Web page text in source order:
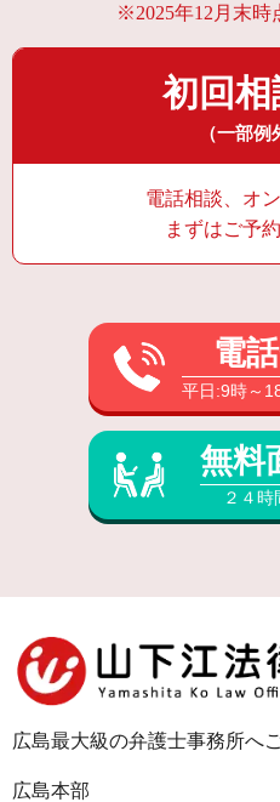
※2025年12月末時
初回
（一部例
電話相談、オ
まずはご予
電話
平日:9時～
無料
２４時
広島最大級の弁護士事務所へ
広島本部